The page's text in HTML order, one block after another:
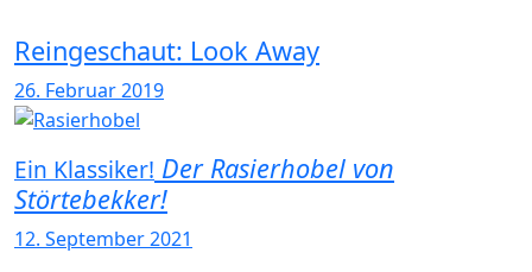
Reingeschaut: Look Away
26. Februar 2019
Ein Klassiker! Der Rasierhobel von
Störtebekker!
12. September 2021